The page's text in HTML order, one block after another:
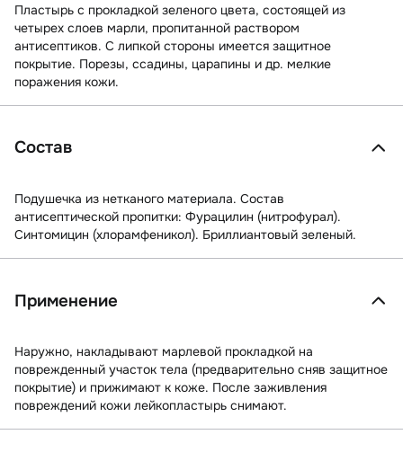
Пластырь с прокладкой зеленого цвета, состоящей из
четырех слоев марли, пропитанной раствором
антисептиков. С липкой стороны имеется защитное
покрытие. Порезы, ссадины, царапины и др. мелкие
поражения кожи.
Состав
Подушечка из нетканого материала. Состав
антисептической пропитки: Фурацилин (нитрофурал).
Синтомицин (хлорамфеникол). Бриллиантовый зеленый.
Применение
Наружно, накладывают марлевой прокладкой на
поврежденный участок тела (предварительно сняв защитное
покрытие) и прижимают к коже. После заживления
повреждений кожи лейкопластырь снимают.